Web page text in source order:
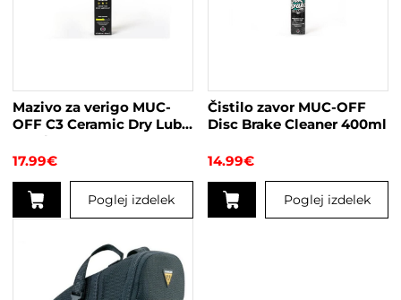
Mazivo za verigo MUC-
OFF C3 Ceramic Dry Lube
50ml
17.99€
Poglej izdelek
Čistilo zavor MUC-OFF
Disc Brake Cleaner 400ml
14.99€
Poglej izdelek